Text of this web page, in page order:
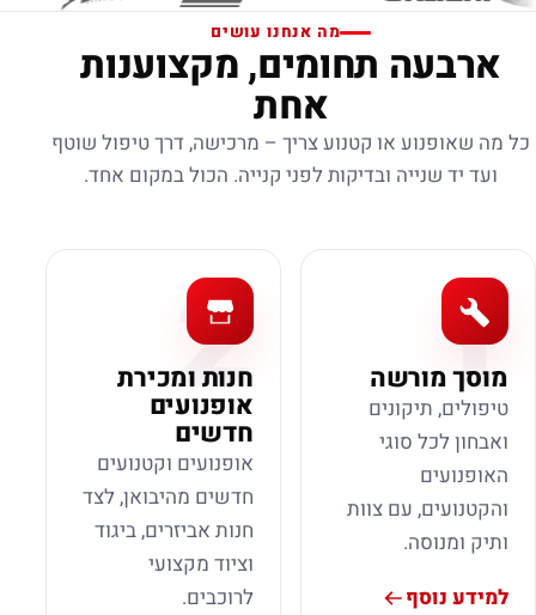
מה אנחנו עושים
ארבעה תחומים, מקצוענות
אחת
כל מה שאופנוע או קטנוע צריך – מרכישה, דרך טיפול שוטף
ועד יד שנייה ובדיקות לפני קנייה. הכול במקום אחד.
1
מוסך מורשה
טיפולים, תיקונים
ואבחון לכל סוגי
האופנועים
והקטנועים, עם צוות
ותיק ומנוסה.
למידע נוסף
2
חנות ומכירת
אופנועים
חדשים
אופנועים וקטנועים
חדשים מהיבואן, לצד
חנות אביזרים, ביגוד
וציוד מקצועי
לרוכבים.